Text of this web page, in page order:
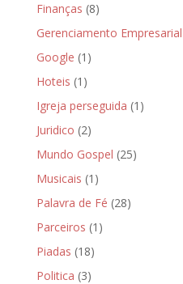
Finanças (8)
Gerenciamento Empresarial
Google (1)
Hoteis (1)
Igreja perseguida (1)
Juridico (2)
Mundo Gospel (25)
Musicais (1)
Palavra de Fé (28)
Parceiros (1)
Piadas (18)
Politica (3)